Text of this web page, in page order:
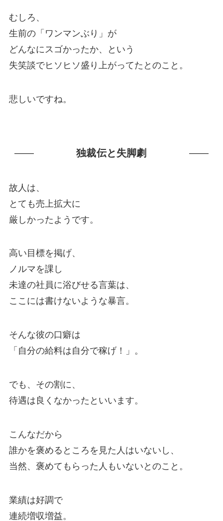
むしろ、
生前の「ワンマンぶり」が
どんなにスゴかったか、という
失笑談でヒソヒソ盛り上がってたとのこと。
悲しいですね。
独裁伝と失脚劇
故人は、
とても売上拡大に
厳しかったようです。
高い目標を掲げ、
ノルマを課し
未達の社員に浴びせる言葉は、
ここには書けないような暴言。
そんな彼の口癖は
「自分の給料は自分で稼げ！」。
でも、その割に、
待遇は良くなかったといいます。
こんなだから
誰かを褒めるところを見た人はいないし、
当然、褒めてもらった人もいないとのこと。
業績は好調で
連続増収増益。